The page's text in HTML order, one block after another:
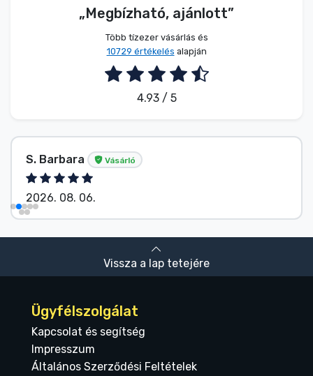
„Megbízható, ajánlott”
Több tízezer vásárlás és
10729 értékelés alapján
4.93 / 5
S. Barbara Vásárló
2026. 08. 06.
Vissza a lap tetejére
Ügyfélszolgálat
Kapcsolat és segítség
Impresszum
Általános Szerződési Feltételek